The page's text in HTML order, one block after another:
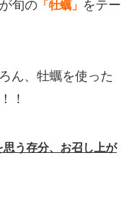
旬の「牡蠣」 をテー
ん、牡蠣を使った
！
う存分、お召し上が